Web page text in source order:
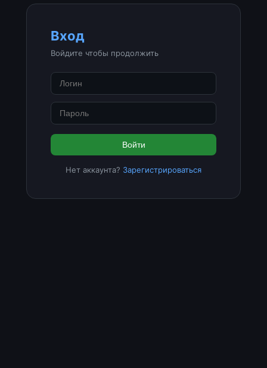
Вход
Войдите чтобы продолжить
Войти
Нет аккаунта? Зарегистрироваться